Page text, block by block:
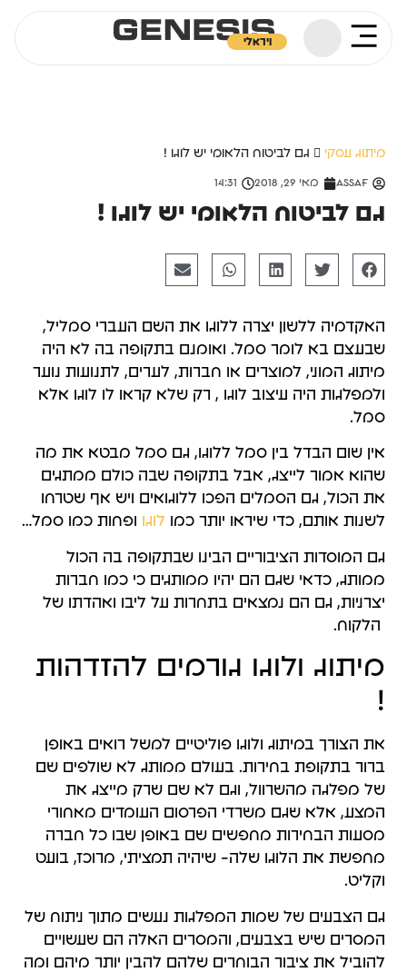
ויראלי
מיתוג עסקי גם לביטוח הלאומי יש לוגו !
Assaf מאי 29, 2018 14:31
גם לביטוח הלאומי יש לוגו !
האקדמיה ללשון יצרה ללוגו את השם העברי סמליל,
שבעצם בא לומר סמל. ואומנם בתקופה בה לא היה
מיתוג המוני, למוצרים או חברות, לערים, לתנועות נוער
ולמפלגות היה עיצוב לוגו , רק שלא קראו לו לוגו אלא
סמל.
אין שום הבדל בין סמל ללוגו, גם סמל מבטא את מה
שהוא אמור לייצג, אבל בתקופה שבה כולם ממתגים
את הכול, גם הסמלים הפכו ללוגואים ויש אף שטרחו
לשנות אותם, כדי שיראו יותר כמו לוגו ופחות כמו סמל…
גם המוסדות הציבוריים הבינו שבתקופה בה הכול
ממותג, כדאי שגם הם יהיו ממותגים כי כמו חברות
יצרניות, גם הם נמצאים בתחרות על ליבו ואהדתו של
הלקוח.
מיתוג ולוגו גורמים להזדהות
!
את הצורך במיתוג ולוגו פוליטיים למשל רואים באופן
ברור בתקופת בחירות. בעולם ממותג לא שולפים שם
של מפלגה מהשרוול, וגם לא שם שרק מייצג את
המצע, אלא שגם משרדי הפרסום העומדים מאחורי
מסעות הבחירות מחפשים שם באופן שבו כל חברה
מחפשת את הלוגו שלה- שיהיה תמציתי, מרוכז, בועט
וקליט.
גם הצבעים של שמות המפלגות נעשים מתוך ניתוח של
המסרים שיש בצבעים, והמסרים האלה הם שעשויים
להוביל את ציבור הבוחרים שלהם להבין יותר מיהם ומה